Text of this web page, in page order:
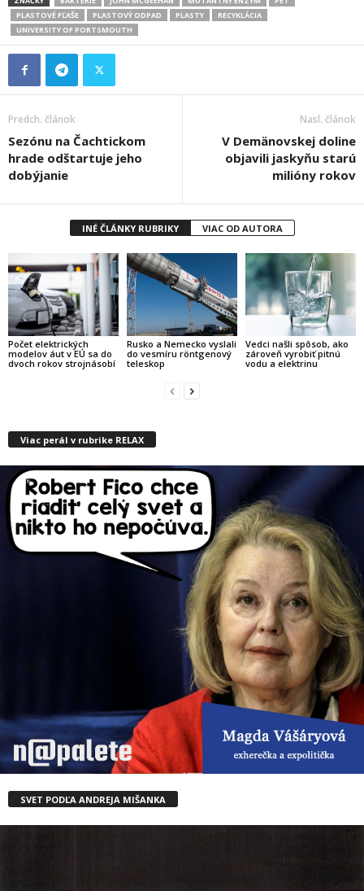
PLASTOVÉ FĽAŠE
PLASTOVÝ ODPAD PLASTY
RECYKLÁCIA
UNIVERSITY OF PORTSMOUTH
Predch. článok
Sezónu na Čachtickom
hrade odštartuje jeho
dobýjanie
Nasl. článok
V Demänovskej doline
objavili jaskyňu starú
milióny rokov
INÉ ČLÁNKY RUBRIKY VIAC OD AUTORA
Počet elektrických
modelov áut v EÚ sa do
dvoch rokov strojnásobí
Rusko a Nemecko vyslali
do vesmíru röntgenový
teleskop
Vedci našli spôsob, ako
zároveň vyrobiť pitnú
vodu a elektrinu
Viac perál v rubrike RELAX
SVET PODĽA ANDREJA MIŠANKA